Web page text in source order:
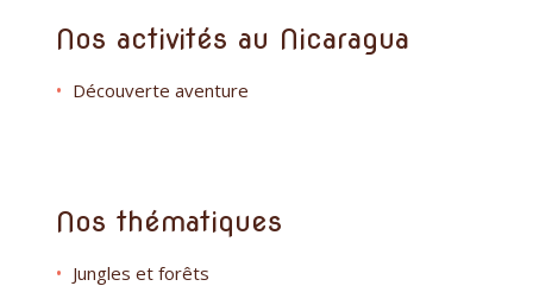
Nos activités au Nicaragua
Découverte aventure
Nos thématiques
Jungles et forêts